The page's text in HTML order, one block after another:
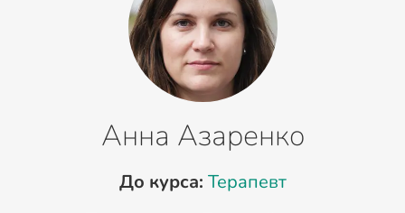
Анна Азаренко
До курса: Терапевт